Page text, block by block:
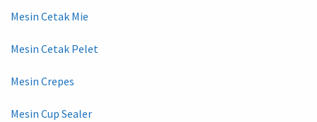
Mesin Cetak Mie
Mesin Cetak Pelet
Mesin Crepes
Mesin Cup Sealer